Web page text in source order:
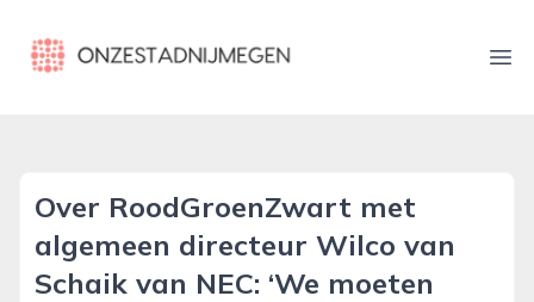
onzestadnijmegen.nl
Over RoodGroenZwart met
algemeen directeur Wilco van
Schaik van NEC: ‘We moeten